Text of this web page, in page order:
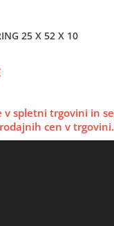
25 X 52 X 10
v spletni trgovini in se
cen v trgovini.